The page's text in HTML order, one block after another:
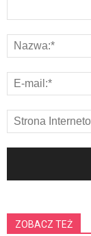
ZOBACZ TEŻ